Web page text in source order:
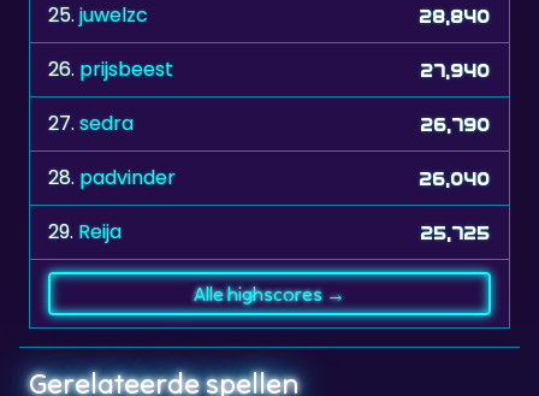
25.juwelzc 28,840
26. prijsbeest 27,940
27.sedra 26,790
28. padvinder 26,040
29. Reija 25,725
Alle highscores →
Gerelateerde spellen